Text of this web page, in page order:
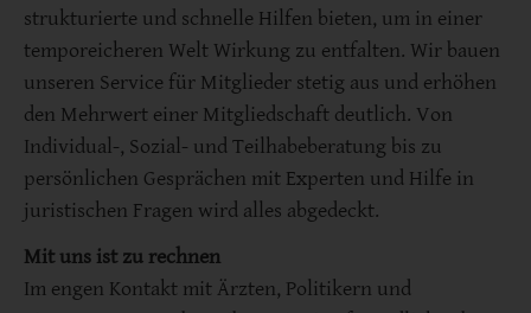
strukturierte und schnelle Hilfen bieten, um in einer
temporeicheren Welt Wirkung zu entfalten. Wir bauen
unseren Service für Mitglieder stetig aus und erhöhen
den Mehrwert einer Mitgliedschaft deutlich. Von
Individual-, Sozial- und Teilhabeberatung bis zu
persönlichen Gesprächen mit Experten und Hilfe in
juristischen Fragen wird alles abgedeckt.
Mit uns ist zu rechnen
Im engen Kontakt mit Ärzten, Politikern und